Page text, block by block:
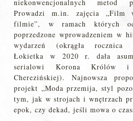
niekonwencjonalnych metod
Prowadzi m.in. zajęcia
filmie”, w ramach których
poprzedzone wprowadzeniem w
wydarzeń (okrągła rocznica
Łokietka w 2020 r. dała
serialowi Korona Królów i
Cherezińskiej). Najnowsza
projekt „Moda przemija, styl
tym, jak w strojach i wnętrzach
epok, czy dekad, jeśli mowa o